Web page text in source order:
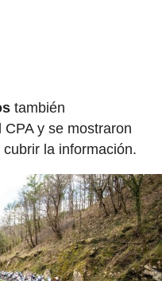
también
y se mostraron
la información.